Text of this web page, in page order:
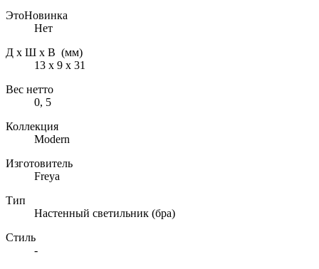
ЭтоНовинка
Нет
Д х Ш х В (мм)
13 х 9 х 31
Вес нетто
0, 5
Коллекция
Modern
Изготовитель
Freya
Тип
Настенный светильник (бра)
Стиль
-